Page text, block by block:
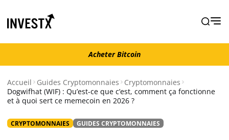
Acheter Bitcoin
Actualités
Actualité Bitcoin
Acheter Bitcoin
Accueil Guides Cryptomonnaies
Cryptomonnaies
Dogwifhat (WIF) : Qu’est-ce que c’est, comment ça fonctionne
et à quoi sert ce memecoin en 2026 ?
CRYPTOMONNAIES GUIDES CRYPTOMONNAIES